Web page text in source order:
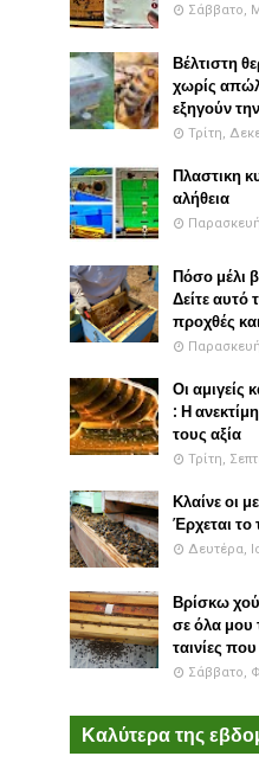
Σάββατο,
Βέλτιστη
χωρίς
εξηγούν
Τρίτη,
Πλαστικη
αλήθεια
Πόσο μέλι
Δείτε αυτό
προχθές
Οι αμιγείς
: Η
τους αξία
Τρίτη,
Κλαίνε οι
Έρχεται το
Δευτέρα,
Βρίσκω
σε όλα μου
ταινίες
Σάββατο,
Καλύτερα της